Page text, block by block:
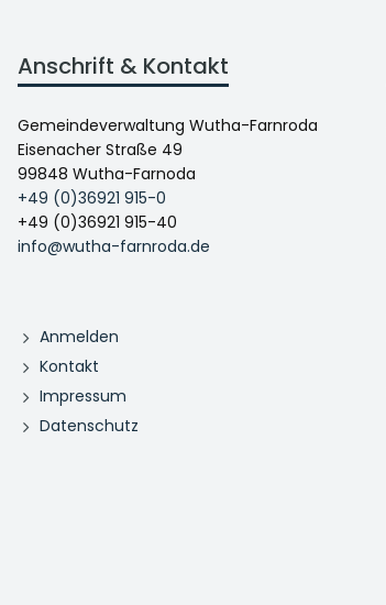
Anschrift & Kontakt
Gemeindeverwaltung Wutha-Farnroda
Eisenacher Straße 49
99848 Wutha-Farnoda
+49 (0)36921 915-0
+49 (0)36921 915-40
info@wutha-farnroda.de
Anmelden
Kontakt
Impressum
Datenschutz